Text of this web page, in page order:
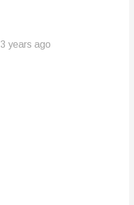
3 years ago